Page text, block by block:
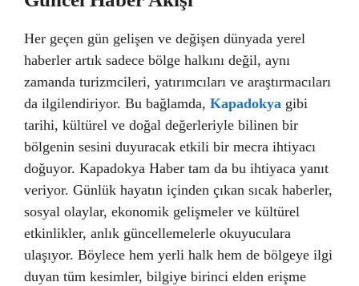
Her geçen gün gelişen ve değişen dünyada yerel
haberler artık sadece bölge halkını değil, aynı
zamanda turizmcileri, yatırımcıları ve araştırmacıları
da ilgilendiriyor. Bu bağlamda, Kapadokya gibi
tarihi, kültürel ve doğal değerleriyle bilinen bir
bölgenin sesini duyuracak etkili bir mecra ihtiyacı
doğuyor. Kapadokya Haber tam da bu ihtiyaca yanıt
veriyor. Günlük hayatın içinden çıkan sıcak haberler,
sosyal olaylar, ekonomik gelişmeler ve kültürel
etkinlikler, anlık güncellemelerle okuyuculara
ulaşıyor. Böylece hem yerli halk hem de bölgeye ilgi
duyan tüm kesimler, bilgiye birinci elden erişme